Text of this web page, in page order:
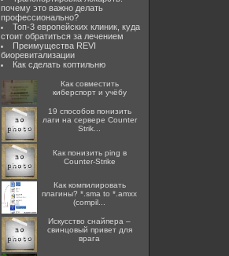
почему это важно делать
профессионально?
Топ-3 европейских клиник, куда
стоит обратиться за лечением
Преимущества REVI
биоревитализации
Как сделать коптильню
Как совместить
киберспорт и учёбу
19 способов понизить
лаги на сервере Counter
Strik...
Как понизить ping в
Counter-Strike
Как компилировать
плагины? *.sma to *.amxx
(compil...
Искусство снайпера –
свинцовый привет для
врага